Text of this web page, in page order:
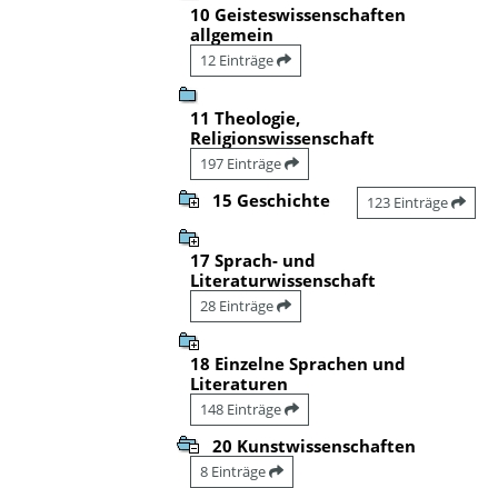
10 Geisteswissenschaften
allgemein
12 Einträge
11 Theologie,
Religionswissenschaft
197 Einträge
15 Geschichte 123 Einträge
17 Sprach- und
Literaturwissenschaft
28 Einträge
18 Einzelne Sprachen und
Literaturen
148 Einträge
20 Kunstwissenschaften
8 Einträge